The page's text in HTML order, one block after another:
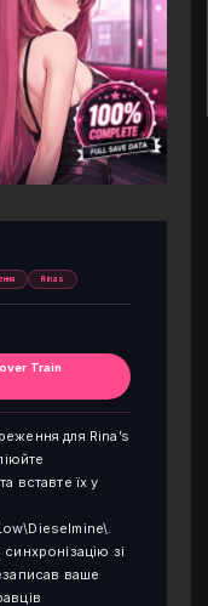
Rinas
Train
для Rina’s
вставте їх у
зі
ваше